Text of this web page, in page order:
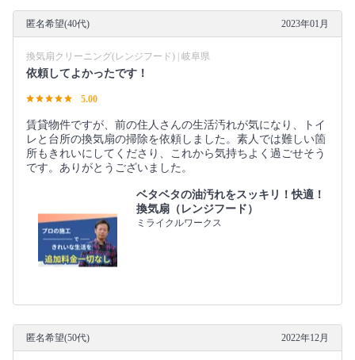
匿名希望(40代) 2023年01月
換気扇クリーニング(レンジフード) | 岐阜県
依頼してよかったです！
5.00
賃貸物件ですが、前の住人さんの生活汚れが気になり、トイ
レと台所の換気扇の掃除を依頼しました。素人では難しい箇
所もきれいにしてくださり、これから気持ちよく過ごせそう
です。ありがとうございました。
ベタベタの油汚れをスッキリ！快適！
換気扇（レンジフード）
ミライクルワークス
匿名希望(50代) 2022年12月